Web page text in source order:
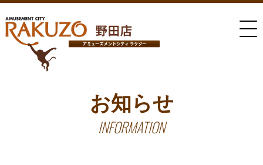
お知らせ
INFORMATION